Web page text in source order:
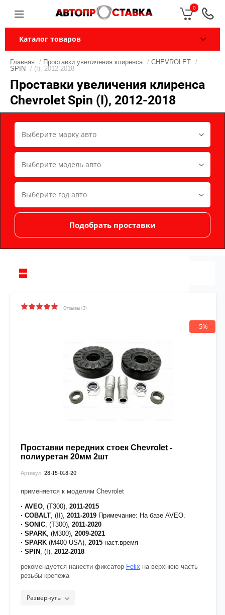
0
Каталог товаров
Главная / Проставки увеличения клиренса / CHEVROLET /
SPIN
/ (I), 2012-2018
Проставки увеличения клиренса
Chevrolet Spin (I), 2012-2018
Отзывы (3)
-5%
Проставки передних стоек Chevrolet -
полиуретан 20мм 2шт
Артикул: 28-15-018-20
применяется к моделям Chevrolet
· AVEO , (T300), 2011-2015
· COBALT , (II), 2011-2019 Примечание: На базе AVEO.
· SONIC , (T300), 2011-2020
· SPARK , (M300), 2009-2021
· SPARK (M400 USA), 2015-наст.время
· SPIN
, (I), 2012-2018
рекомендуется нанести фиксатор Felix на верхнюю часть
резьбы крепежа
Развернуть